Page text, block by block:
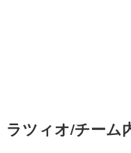
ラツィオ/チーム